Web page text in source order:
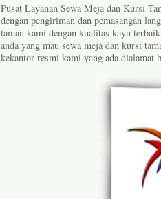
Pusat Layanan Sewa Meja dan Kursi
dengan pengiriman dan pemasangan
taman kami dengan kualitas kayu
anda yang mau sewa meja dan kursi
kekantor resmi kami yang ada dialamat